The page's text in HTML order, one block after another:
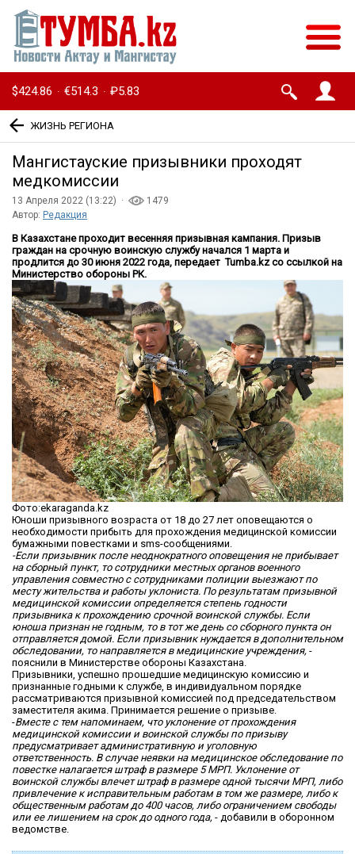
$424.86 · €514.3 · ₽5.83
ЖИЗНЬ РЕГИОНА
Мангистауские призывники проходят
медкомиссии
13 Апреля 2022 (13:22) ·
1479
Автор: Редакция
В Казахстане проходит весенняя призывная кампания. Призыв
граждан на срочную воинскую службу начался 1 марта и
продлится до 30 июня 2022 года, передает Tumba.kz со ссылкой на
Министерство обороны РК.
Фото:ekaraganda.kz
Юноши призывного возраста от 18 до 27 лет оповещаются о
необходимости прибыть для прохождения медицинской комиссии
бумажными повестками и sms-сообщениями.
-Если призывник после неоднократного оповещения не прибывает
на сборный пункт, то сотрудники местных органов военного
управления совместно с сотрудниками полиции выезжают по
месту жительства и работы уклониста. По результатам призывной
медицинской комиссии определяется степень годности
призывника к прохождению срочной воинской службы. Если
юноша признан не годным, то в тот же день со сборного пункта он
отправляется домой. Если призывник нуждается в дополнительном
обследовании, то направляется в медицинские учреждения, -
пояснили в Министерстве обороны Казахстана.
Призывники, успешно прошедшие медицинскую комиссию и
признанные годными к службе, в индивидуальном порядке
рассматриваются призывной комиссией под председательством
заместителя акима. Принимается решение о призыве.
-Вместе с тем напоминаем, что уклонение от прохождения
медицинской комиссии и воинской службы по призыву
предусматривает административную и уголовную
ответственность. В случае неявки на медицинское обследование по
повестке налагается штраф в размере 5 МРП. Уклонение от
воинской службы влечет штраф в размере одной тысячи МРП, либо
привлечение к исправительным работам в том же размере, либо к
общественным работам до 400 часов, либо ограничением свободы
или ее лишением на срок до одного года, - добавили в оборонном
ведомстве.